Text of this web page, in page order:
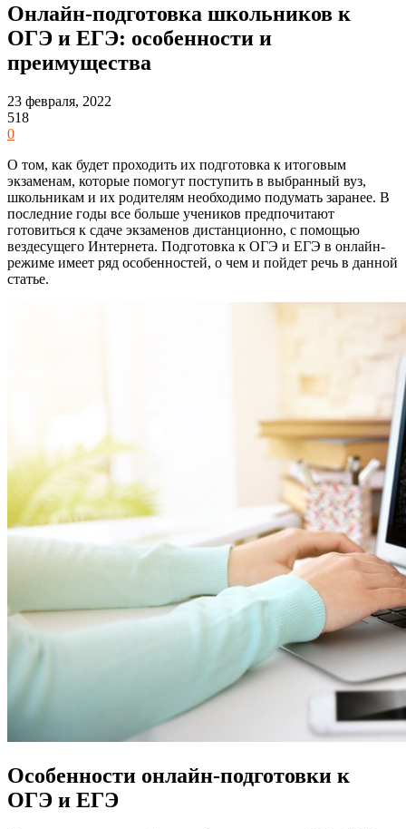
Онлайн-подготовка школьников к
ОГЭ и ЕГЭ: особенности и
преимущества
23 февраля, 2022
518
0
О том, как будет проходить их подготовка к итоговым
экзаменам, которые помогут поступить в выбранный вуз,
школьникам и их родителям необходимо подумать заранее. В
последние годы все больше учеников предпочитают
готовиться к сдаче экзаменов дистанционно, с помощью
вездесущего Интернета. Подготовка к ОГЭ и ЕГЭ в онлайн-
режиме имеет ряд особенностей, о чем и пойдет речь в данной
статье.
Особенности онлайн-подготовки к
ОГЭ и ЕГЭ